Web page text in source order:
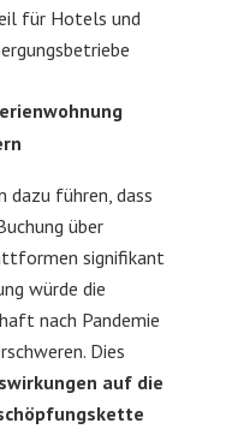
für Hotels und
dazu führen, dass
über
signifikant
würde die
nach Pandemie
Dies
auf die